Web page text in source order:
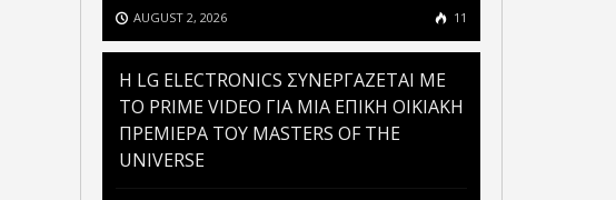
AUGUST 2, 2026 11
H LG ELECTRONICS ΣΥΝΕΡΓΑΖΕΤΑΙ ΜΕ
ΤΟ PRIME VIDEO ΓΙΑ ΜΙΑ ΕΠΙΚΗ ΟΙΚΙΑΚΗ
ΠΡΕΜΙΕΡΑ ΤΟΥ MASTERS OF THE
UNIVERSE